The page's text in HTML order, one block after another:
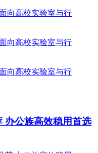
办公族高效稳用首选